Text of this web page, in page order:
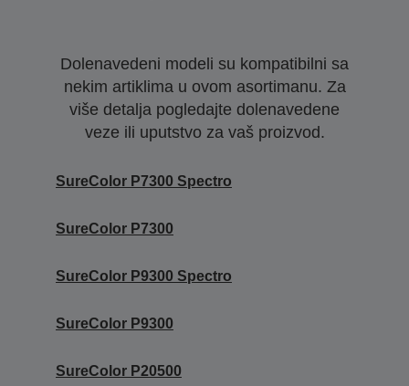
Dolenavedeni modeli su kompatibilni sa
nekim artiklima u ovom asortimanu. Za
više detalja pogledajte dolenavedene
veze ili uputstvo za vaš proizvod.
SureColor P7300 Spectro
SureColor P7300
SureColor P9300 Spectro
SureColor P9300
SureColor P20500